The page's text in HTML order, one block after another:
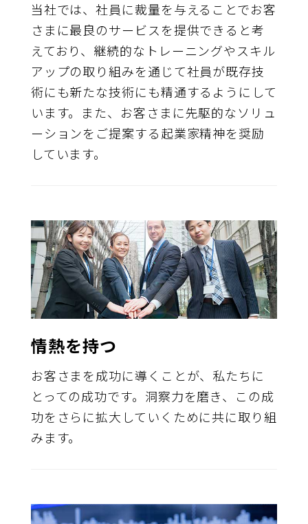
当社では、社員に裁量を与えることでお客
さまに最良のサービスを提供できると考
えており、継続的なトレーニングやスキル
アップの取り組みを通じて社員が既存技
術にも新たな技術にも精通するようにして
います。また、お客さまに先駆的なソリュ
ーションをご提案する起業家精神を奨励
しています。
情熱を持つ
お客さまを成功に導くことが、私たちに
とっての成功です。洞察力を磨き、この成
功をさらに拡大していくために共に取り組
みます。